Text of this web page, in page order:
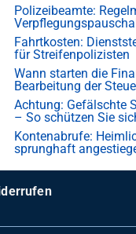
Polizeibeamte:
Fahrtkosten:
für Streifenpolizisten
Wann starten die
Bearbeitung der
Achtung: Gefälschte
– So schützen Sie
Kontenabrufe:
sprunghaft